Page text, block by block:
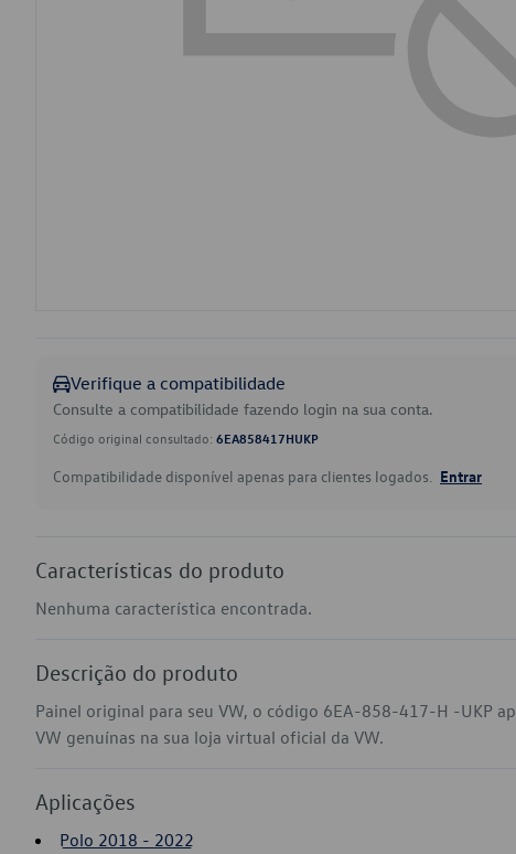
Verifique a compatibilidade
Consulte a compatibilidade fazendo login na sua conta.
Código original consultado: 6EA858417HUKP
Compatibilidade disponível apenas para clientes logados. Entrar
Características do produto
Nenhuma característica encontrada.
Descrição do produto
Painel original para seu VW, o código 6EA-858-417-H -UKP
VW genuínas na sua loja virtual oficial da VW.
Aplicações
Polo 2018 - 2022